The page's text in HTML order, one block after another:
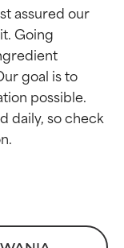
assured our
Going
goal is to
possible.
daily, so check